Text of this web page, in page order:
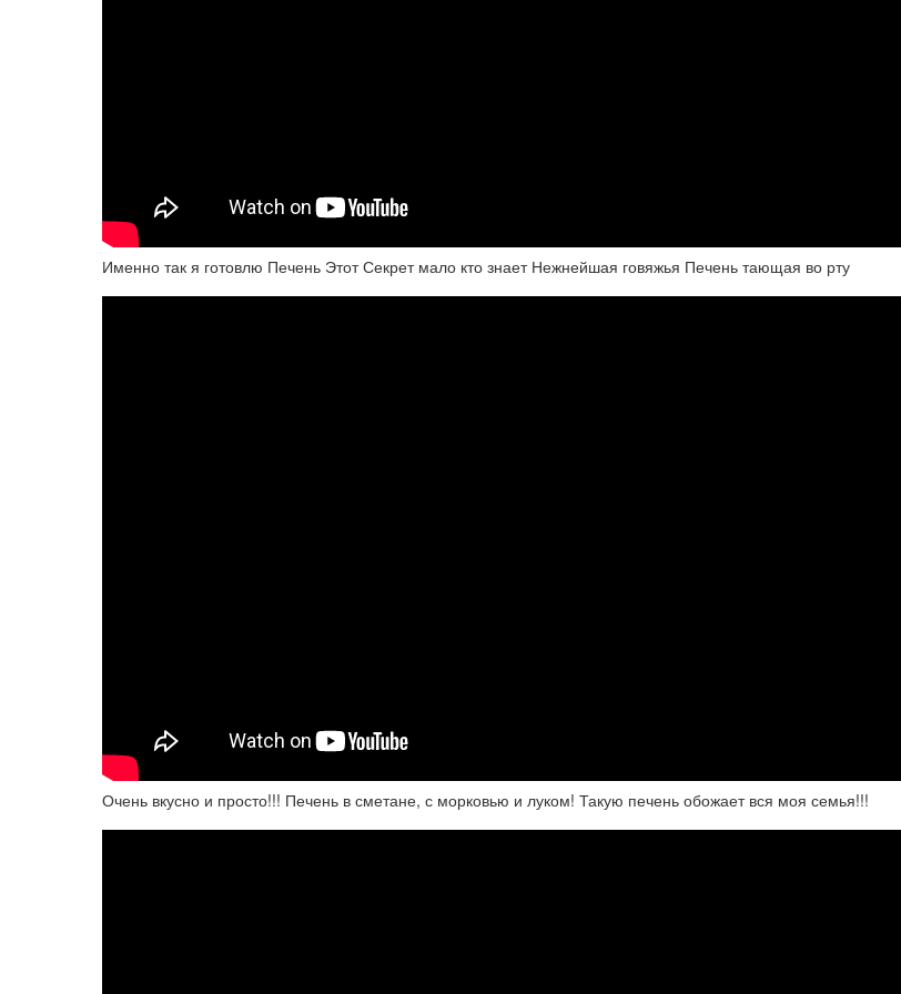
Именно так я готовлю Печень Этот Секрет мало кто знает Нежнейшая говяжья Печень тающая во рту
Очень вкусно и просто!!! Печень в сметане, с морковью и луком! Такую печень обожает вся моя семья!!!